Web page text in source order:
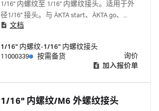
1/16" 内螺纹至 1/16" 内螺纹接头。适用于外
径1/16" 接头。与 ÄKTA start、ÄKTA go、
ÄKTA pure 和 ÄKTA avant 配套使用。 与下列
18111255 窄头 1/16" 外螺纹指拧接头
18117263
文档
1/16" 内螺纹-1/16" 内螺纹接头
11000339
按需备货
询价
加入报价单
1/16" 内螺纹/M6 外螺纹接头